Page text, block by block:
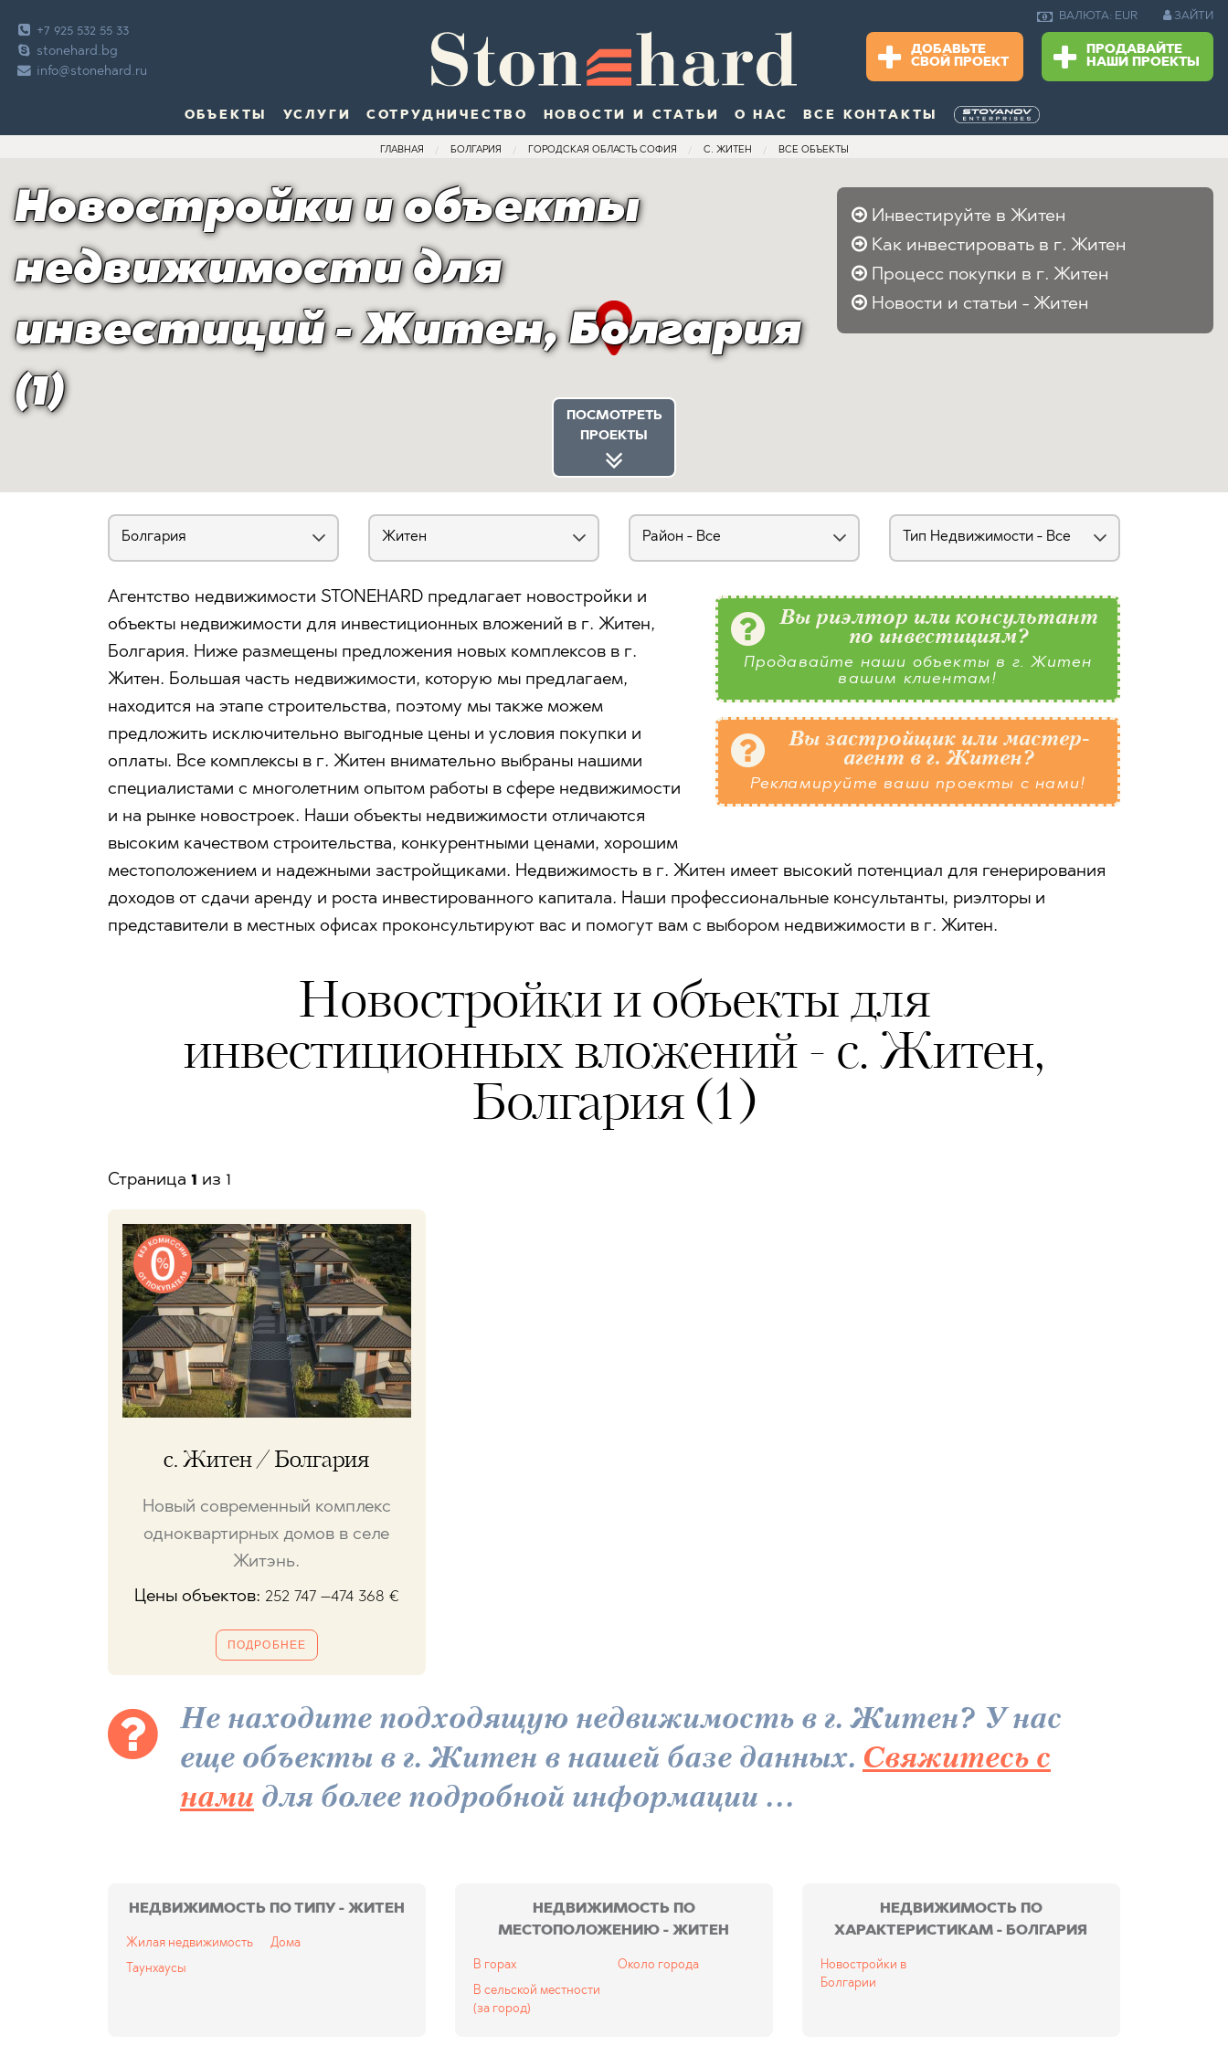
+7 925 532 55 33
stonehard.bg
info@stonehard.ru
ВАЛЮТА: EUR ЗАЙТИ
ДОБАВЬТЕ
СВОЙ ПРОЕКТ
ПРОДАВАЙТЕ
НАШИ ПРОЕКТЫ
ОБЪЕКТЫ УСЛУГИ СОТРУДНИЧЕСТВО НОВОСТИ И СТАТЬИ О НАС ВСЕ КОНТАКТЫ
ГЛАВНАЯ БОЛГАРИЯ ГОРОДСКАЯ ОБЛАСТЬ СОФИЯ С. ЖИТЕН ВСЕ ОБЪЕКТЫ
Новостройки и объекты
недвижимости для
инвестиций - Житен, Болгария
(1)
Инвестируйте в Житен
Как инвестировать в г. Житен
Процесс покупки в г. Житен
Новости и статьи - Житен
ПОСМОТРЕТЬ
ПРОЕКТЫ
Вы риэлтор или консультант
по инвестициям?
Продавайте наши объекты в г. Житен
вашим клиентам!
Вы застройщик или мастер-
агент в г. Житен?
Рекламируйте ваши проекты с нами!
Агентство недвижимости STONEHARD предлагает новостройки и
объекты недвижимости для инвестиционных вложений в г. Житен,
Болгария. Ниже размещены предложения новых комплексов в г.
Житен. Большая часть недвижимости, которую мы предлагаем,
находится на этапе строительства, поэтому мы также можем
предложить исключительно выгодные цены и условия покупки и
оплаты. Все комплексы в г. Житен внимательно выбраны нашими
специалистами с многолетним опытом работы в сфере недвижимости
и на рынке новостроек. Наши объекты недвижимости отличаются
высоким качеством строительства, конкурентными ценами, хорошим
местоположением и надежными застройщиками. Недвижимость в г. Житен имеет высокий потенциал для генерирования
доходов от сдачи аренду и роста инвестированного капитала. Наши профессиональные консультанты, риэлторы и
представители в местных офисах проконсультируют вас и помогут вам с выбором недвижимости в г. Житен.
Новостройки и объекты для
инвестиционных вложений - с. Житен,
Болгария (1)
Страницa 1 из 1
с. Житен / Болгария
Новый современный комплекс
одноквартирных домов в селе
Житэнь.
Цены объектов: 252 747 –474 368 €
ПОДРОБНЕЕ
Не находите подходящую недвижимость в г. Житен? У нас
еще объекты в г. Житен в нашей базе данных. Свяжитесь с
нами для более подробной информации ...
НЕДВИЖИМОСТЬ ПО ТИПУ - ЖИТЕН
Жилая недвижимость Дома
Таунхаусы
НЕДВИЖИМОСТЬ ПО
МЕСТОПОЛОЖЕНИЮ - ЖИТЕН
В горах Около города
В сельской местности
(за город)
НЕДВИЖИМОСТЬ ПО
ХАРАКТЕРИСТИКАМ - БОЛГАРИЯ
Новостройки в
Болгарии